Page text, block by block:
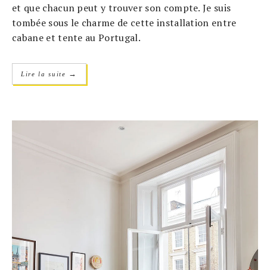
et que chacun peut y trouver son compte. Je suis
tombée sous le charme de cette installation entre
cabane et tente au Portugal.
Lire la suite →